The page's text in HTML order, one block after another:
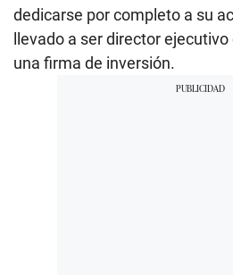
dedicarse por completo a su
llevado a ser director
una firma de inversión.